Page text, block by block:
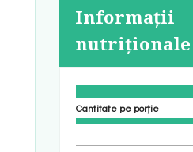
Informații
nutriționale
Cantitate pe porție